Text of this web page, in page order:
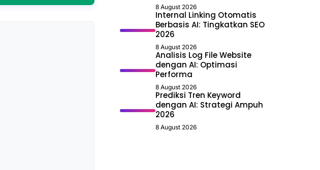
8 August 2026
Internal Linking Otomatis
Berbasis AI: Tingkatkan SEO
2026
8 August 2026
Analisis Log File Website
dengan AI: Optimasi
Performa
8 August 2026
Prediksi Tren Keyword
dengan AI: Strategi Ampuh
2026
8 August 2026